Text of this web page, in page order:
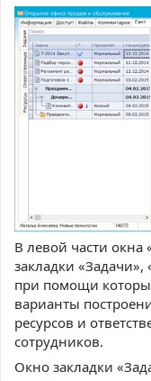
В левой части окна
закладки «Задачи»,
при помощи
варианты
ресурсов и
сотрудников.
Окно закладки